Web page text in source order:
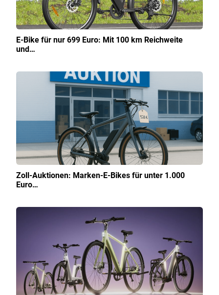
E-Bike für nur 699 Euro: Mit 100 km Reichweite
und…
Zoll-Auktionen: Marken-E-Bikes für unter 1.000
Euro…